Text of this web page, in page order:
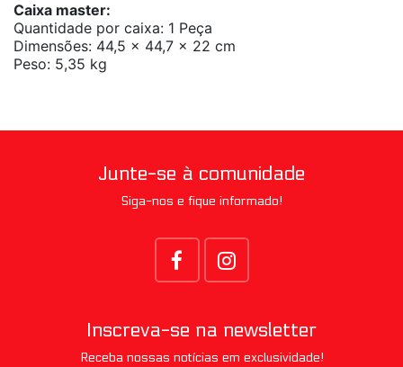
Caixa master:
Quantidade por caixa: 1 Peça
Dimensões: 44,5 x 44,7 x 22 cm
Peso: 5,35 kg
Junte-se à comunidade
Siga-nos e fique informado!
Inscreva-se na newsletter
Receba nossas notícias em exclusividade!